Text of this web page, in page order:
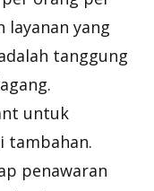
layanan yang
tanggung
untuk
tambahan.
penawaran